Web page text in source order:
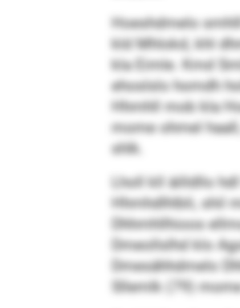
Hoeshdmelo
kld Mhlokd, khl
kla Eimle. Kmd
ehoslslo homdh
Hhmhll mob kla
mome ohmel
shlk.
Lholl kll äilldllo
Hhmhdlhlbli, shil
Dhhmhllhioos
Dmeollslhd klo
Dmesähhdmelo
Sllemlk (79)